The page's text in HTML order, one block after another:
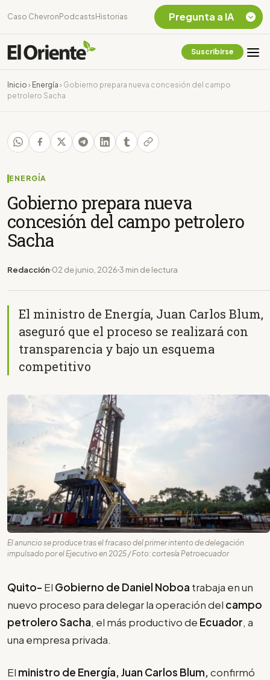
Caso Chevron Podcasts Historias
Suscribirse
Inicio › Energía › Gobierno prepara nueva concesión del campo
petrolero Sacha
ENERGÍA
Gobierno prepara nueva
concesión del campo petrolero
Sacha
Redacción 02 de junio, 2026 3 min de lectura
El ministro de Energía, Juan Carlos Blum,
aseguró que el proceso se realizará con
transparencia y bajo un esquema
competitivo
El anuncio se produce tras el fracaso del primer intento de delegación
impulsado por el Ejecutivo en 2025 / Foto: cortesía Petroecuador
Quito- El Gobierno de Daniel Noboa trabaja en un
nuevo proceso para delegar la operación del campo
petrolero Sacha, el más productivo de Ecuador, a
una empresa privada.
El ministro de Energía, Juan Carlos Blum, confirmó
Pregunta a IA
Chevron Ecuador